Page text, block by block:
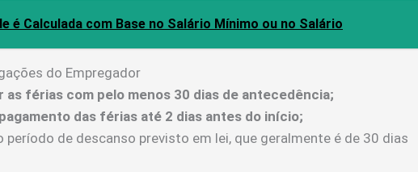
é Calculada com Base no Salário Mínimo ou no Salário
do Empregador
as férias com pelo menos 30 dias de antecedência;
das férias até 2 dias antes do início;
período de descanso previsto em lei, que geralmente é de 30 dias